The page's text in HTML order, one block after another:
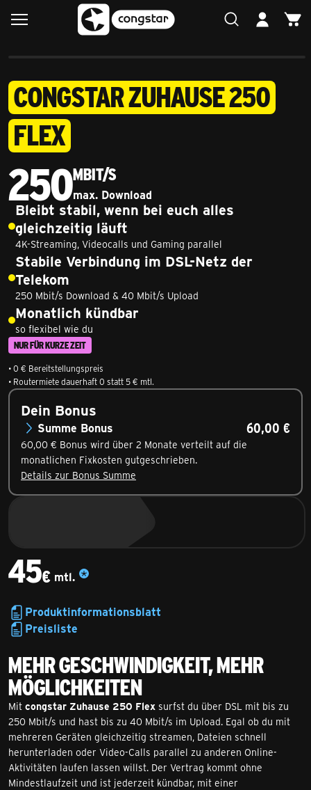
CONGSTAR ZUHAUSE 250
FLEX
250 Megabit pro Sekunde
250Mbit/s
max. Download
Bleibt stabil, wenn bei euch alles
gleichzeitig läuft
4K-Streaming, Videocalls und Gaming parallel
Stabile Verbindung im DSL-Netz der
Telekom
250 Mbit/s Download & 40 Mbit/s Upload
Monatlich kündbar
so flexibel wie du
NUR FÜR KURZE ZEIT
• 0 € Bereitstellungspreis
• Routermiete dauerhaft 0 statt 5 € mtl.
Dein Bonus
Summe Bonus 60,00 €
60,00 € Bonus wird über 2 Monate verteilt auf die
monatlichen Fixkosten gutgeschrieben.
Details zur Bonus Summe
45,00€ monatlich
45€ mtl.
Produktinformationsblatt
Preisliste
Mehr Geschwindigkeit, mehr
Möglichkeiten
Mit congstar Zuhause 250 Flex surfst du über DSL mit bis zu
250 Mbit/s und hast bis zu 40 Mbit/s im Upload. Egal ob du mit
mehreren Geräten gleichzeitig streamen, Dateien schnell
herunterladen oder Video-Calls parallel zu anderen Online-
Aktivitäten laufen lassen willst. Der Vertrag kommt ohne
Mindestlaufzeit und ist jederzeit kündbar, mit einer